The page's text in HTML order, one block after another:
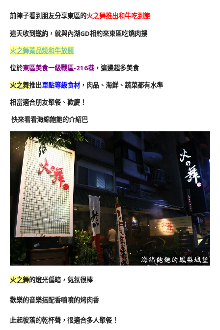
前陣子看到朋友分享東區的火之舞推出和牛吃到飽
這天收到邀約，就與內湖GD相約來東區吃燒肉摟
火之舞蓁品燒和牛放題
位於東區美食一級戰區-216巷，這邊超多美食
火之舞推出單點等級食材 ，肉品、海鮮、蔬菜都有水準
相當適合朋友聚餐、歡慶！
快來看看海綿飽飽的介紹巴
火之舞的燈光偏暗，氣氛很棒
歡樂的音樂搭配香噴噴的烤肉香
此起彼落的乾杯聲，很適合多人聚餐！